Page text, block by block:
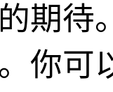
期待
你可